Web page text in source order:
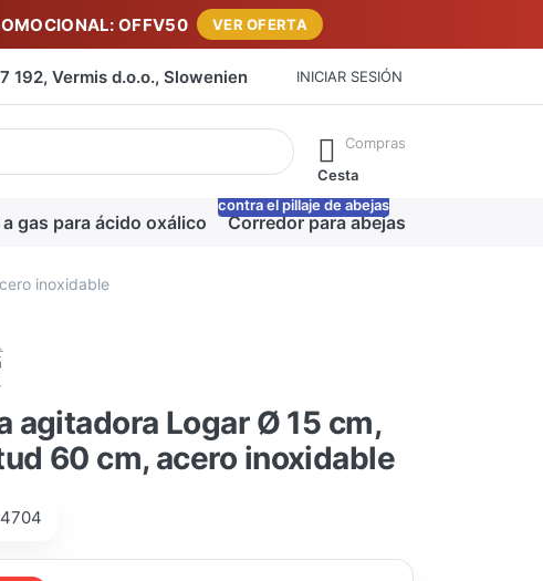
OFFV50 VER OFERTA
192, Vermis d.o.o., Slowenien INICIAR SESIÓN
automáticamente a medida que escribe. Pulse la tecla Intro para
Compras
Cesta
gas para ácido oxálico Corredor para abejas
contra el pillaje de abejas
inoxidable
agitadora Logar Ø 15 cm,
60 cm, acero inoxidable
4704